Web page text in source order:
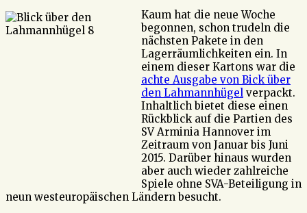
Kaum hat die neue Woche
begonnen, schon trudeln die
nächsten Pakete in den
Lagerräumlichkeiten ein. In
einem dieser Kartons war die
achte Ausgabe von Bick über
den Lahmannhügel verpackt.
Inhaltlich bietet diese einen
Rückblick auf die Partien des
SV Arminia Hannover im
Zeitraum von Januar bis Juni
2015. Darüber hinaus wurden
aber auch wieder zahlreiche
Spiele ohne SVA-Beteiligung in
neun westeuropäischen Ländern besucht.